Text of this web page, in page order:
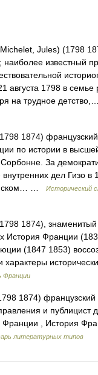
Jules) (1798
наиболее известный
августа 1798 в семье
на трудное
1874) французский
по истории в
За
дел Гизо в
…
Исторический
1874), знаменитый
История Франции
(1847 1853)
характеры
Франции
1874) французский
и публицист
, История
литературных типов